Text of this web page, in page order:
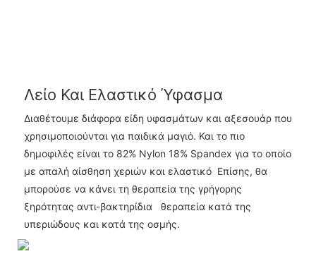
Λείο Και Ελαστικό Ύφασμα
Διαθέτουμε διάφορα είδη υφασμάτων και αξεσουάρ που
χρησιμοποιούνται για παιδικά μαγιό. Και το πιο
δημοφιλές είναι το 82% Nylon 18% Spandex για το οποίο
με απαλή αίσθηση χεριών και ελαστικό Επίσης, θα
μπορούσε να κάνει τη θεραπεία της γρήγορης
ξηρότητας αντι-βακτηρίδια θεραπεία κατά της
υπεριώδους και κατά της οσμής.